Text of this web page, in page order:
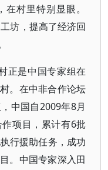
村里特别显眼。
坊，提高了经济回
正是中国专家组在
。在中非合作论坛
中国自2009年8月
项目，累计有6批
行援助任务，成功
。中国专家深入田